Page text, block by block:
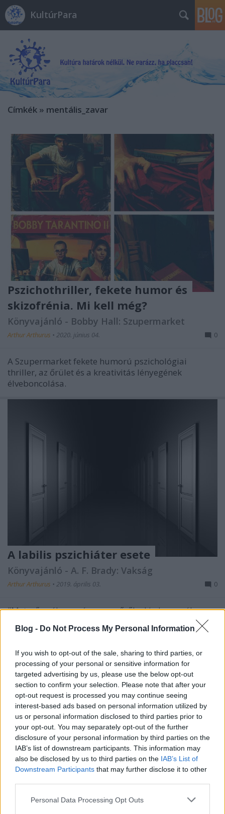
Blog - Do Not Process My Personal Information
If you wish to opt-out of the sale, sharing to third parties, or
processing of your personal or sensitive information for
targeted advertising by us, please use the below opt-out
section to confirm your selection. Please note that after your
opt-out request is processed you may continue seeing
interest-based ads based on personal information utilized by
us or personal information disclosed to third parties prior to
your opt-out. You may separately opt-out of the further
disclosure of your personal information by third parties on the
IAB’s list of downstream participants. This information may
also be disclosed by us to third parties on the IAB’s List of
Downstream Participants that may further disclose it to other
Please note that this website/app uses one or more Google
Personal Data Processing Opt Outs
KultúrPara
Címkék » mentális_zavar
Pszichothriller, fekete humor és
skizofrénia. Mi kell még?
Könyvajánló - Bobby Hall: Szupermarket
Arthur Arthurus • 2020. június 04. 0
A Szupermarket fekete humorú pszichológiai
thriller, az őrület és a kreativitás lényegének
élveboncolása.
A labilis pszichiáter esete
Könyvajánló - A. F. Brady: Vakság
Arthur Arthurus • 2019. április 03. 0
"Metszően ​éles regény egy nőről, aki olyan mélyre
ereszkedik az őrületbe, hogy talán többé meg sem
találja a kivezető utat… "